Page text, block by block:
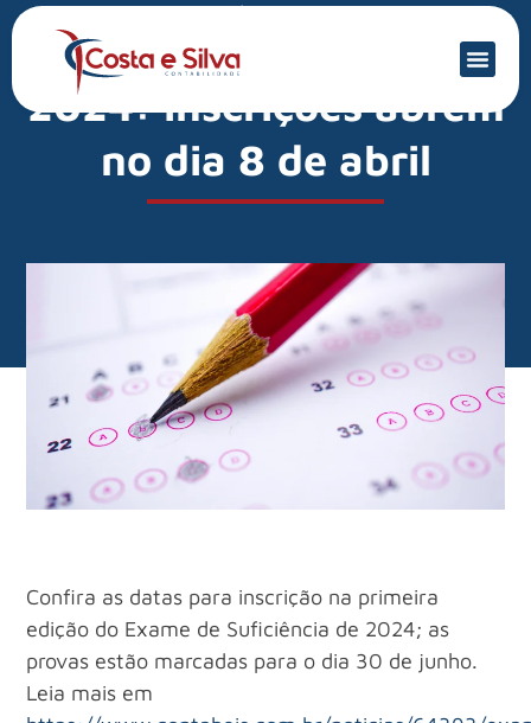
Mercado Financeiro
Exame de Suficiência
2024: inscrições abrem
no dia 8 de abril
Confira as datas para inscrição na primeira
edição do Exame de Suficiência de 2024; as
provas estão marcadas para o dia 30 de junho.
Leia mais em